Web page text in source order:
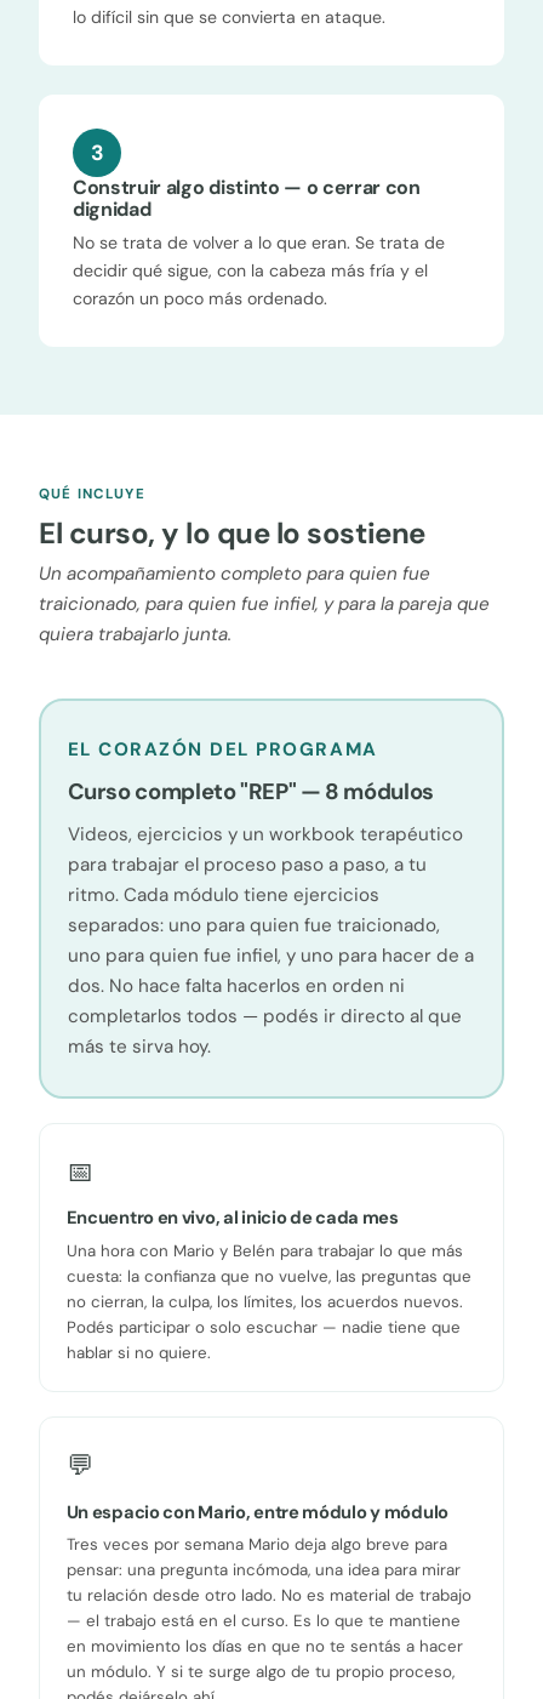
lo difícil sin que se convierta en ataque.
3
Construir algo distinto — o cerrar con
dignidad
No se trata de volver a lo que eran. Se trata de
decidir qué sigue, con la cabeza más fría y el
corazón un poco más ordenado.
QUÉ INCLUYE
El curso, y lo que lo sostiene
Un acompañamiento completo para quien fue
traicionado, para quien fue infiel, y para la pareja que
quiera trabajarlo junta.
EL CORAZÓN DEL PROGRAMA
Curso completo "REP" — 8 módulos
Videos, ejercicios y un workbook terapéutico
para trabajar el proceso paso a paso, a tu
ritmo. Cada módulo tiene ejercicios
separados: uno para quien fue traicionado,
uno para quien fue infiel, y uno para hacer de a
dos. No hace falta hacerlos en orden ni
completarlos todos — podés ir directo al que
más te sirva hoy.
📅
Encuentro en vivo, al inicio de cada mes
Una hora con Mario y Belén para trabajar lo que más
cuesta: la confianza que no vuelve, las preguntas que
no cierran, la culpa, los límites, los acuerdos nuevos.
Podés participar o solo escuchar — nadie tiene que
hablar si no quiere.
💬
Un espacio con Mario, entre módulo y módulo
Tres veces por semana Mario deja algo breve para
pensar: una pregunta incómoda, una idea para mirar
tu relación desde otro lado. No es material de trabajo
— el trabajo está en el curso. Es lo que te mantiene
en movimiento los días en que no te sentás a hacer
un módulo. Y si te surge algo de tu propio proceso,